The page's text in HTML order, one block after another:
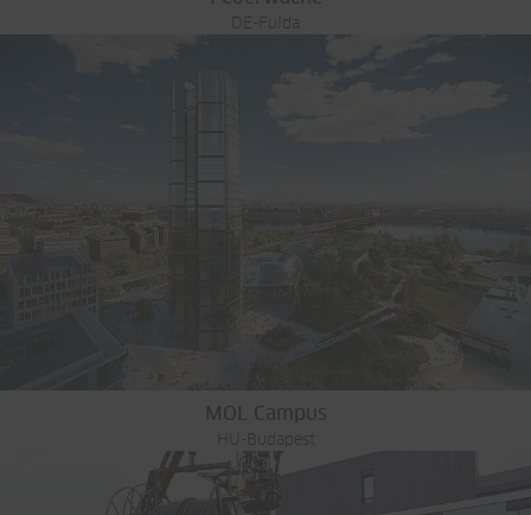
DE-Fulda
MOL Campus
HU-Budapest